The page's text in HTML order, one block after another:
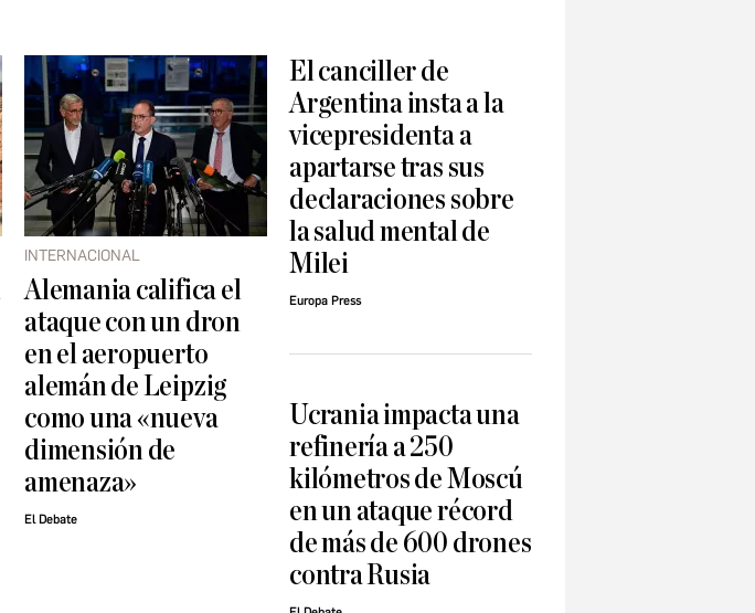
INTERNACIONAL
Alemania califica el
ataque con un dron
en el aeropuerto
alemán de Leipzig
como una «nueva
dimensión de
amenaza»
El Debate
El canciller de
Argentina insta a la
vicepresidenta a
apartarse tras sus
declaraciones sobre
la salud mental de
Milei
Europa Press
Ucrania impacta una
refinería a 250
kilómetros de Moscú
en un ataque récord
de más de 600 drones
contra Rusia